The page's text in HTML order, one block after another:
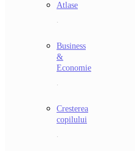
Atlase
.
Business
&
Economie
.
Cresterea
copilului
.